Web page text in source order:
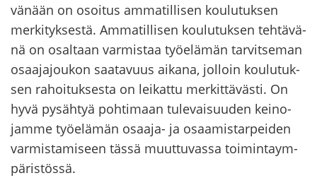
vä­nään on osoi­tus am­ma­til­li­sen kou­lu­tuk­sen
mer­ki­tyk­ses­tä. Am­ma­til­li­sen kou­lu­tuk­sen teh­tä­vä­
nä on osal­taan var­mis­taa työ­elä­män tar­vit­se­man
osaa­ja­jou­kon saa­ta­vuus ai­ka­na, jol­loin kou­lu­tuk­
sen ra­hoi­tuk­ses­ta on lei­kat­tu mer­kit­tä­väs­ti. On
hyvä py­säh­tyä poh­ti­maan tu­le­vai­suu­den kei­no­
jam­me työ­elä­män osaaja-​ ja osaa­mis­tar­pei­den
var­mis­ta­mi­seen tässä muut­tu­vas­sa toi­min­taym­
pä­ris­tös­sä.